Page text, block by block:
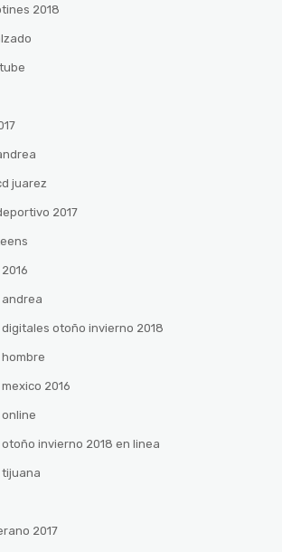
2018
juarez
2017
otoño invierno 2018
2016
invierno 2018 en linea
2017